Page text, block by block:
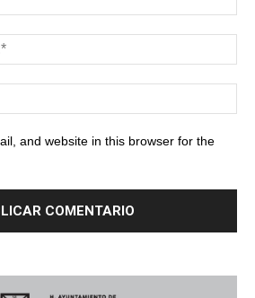
and website in this browser for the